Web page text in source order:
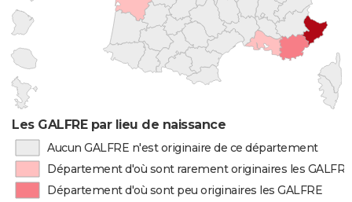
Les GALFRE par lieu de naissance
Aucun GALFRE n'est originaire de ce département
Département d'où sont rarement originaires les GALFRE
Département d'où sont peu originaires les GALFRE